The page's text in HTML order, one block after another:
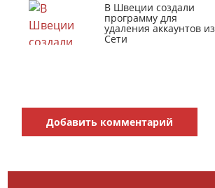
В Швеции создали
программу для
удаления аккаунтов из
Сети
Добавить комментарий